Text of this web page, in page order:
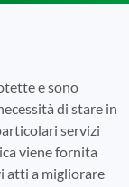
e sono
di stare in
servizi
viene fornita
atti a migliorare